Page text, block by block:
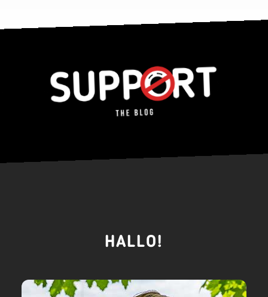
HALLO!